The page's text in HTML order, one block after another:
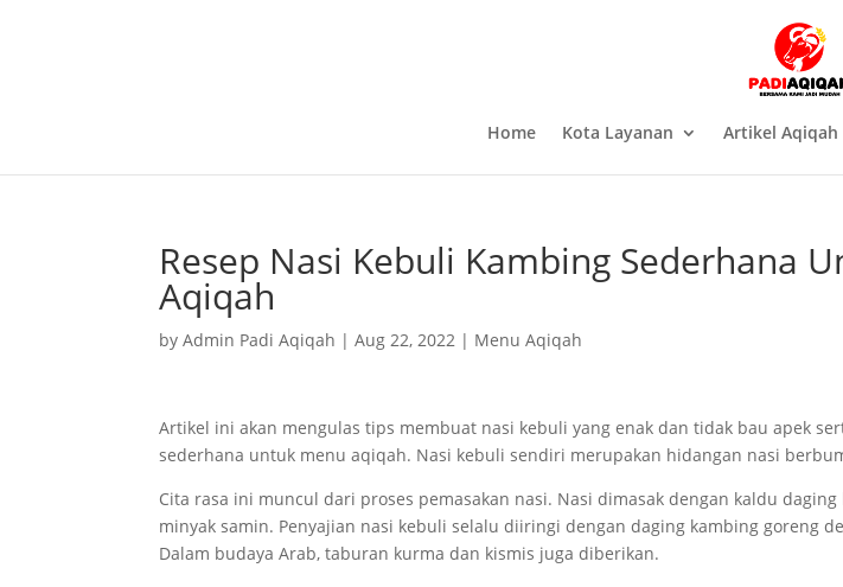
Home Kota Layanan Artikel Aqiqah
Resep Nasi Kebuli Kambing Sederhana
Aqiqah
byAdmin Padi Aqiqah |Aug 22, 2022 | Menu Aqiqah
Artikel ini akan mengulas tips membuat nasi kebuli yang enak dan tidak bau apek
sederhana untuk menu aqiqah. Nasi kebuli sendiri merupakan hidangan nasi
Cita rasa ini muncul dari proses pemasakan nasi. Nasi dimasak dengan kaldu
minyak samin. Penyajian nasi kebuli selalu diiringi dengan daging kambing goreng
Dalam budaya Arab, taburan kurma dan kismis juga diberikan.